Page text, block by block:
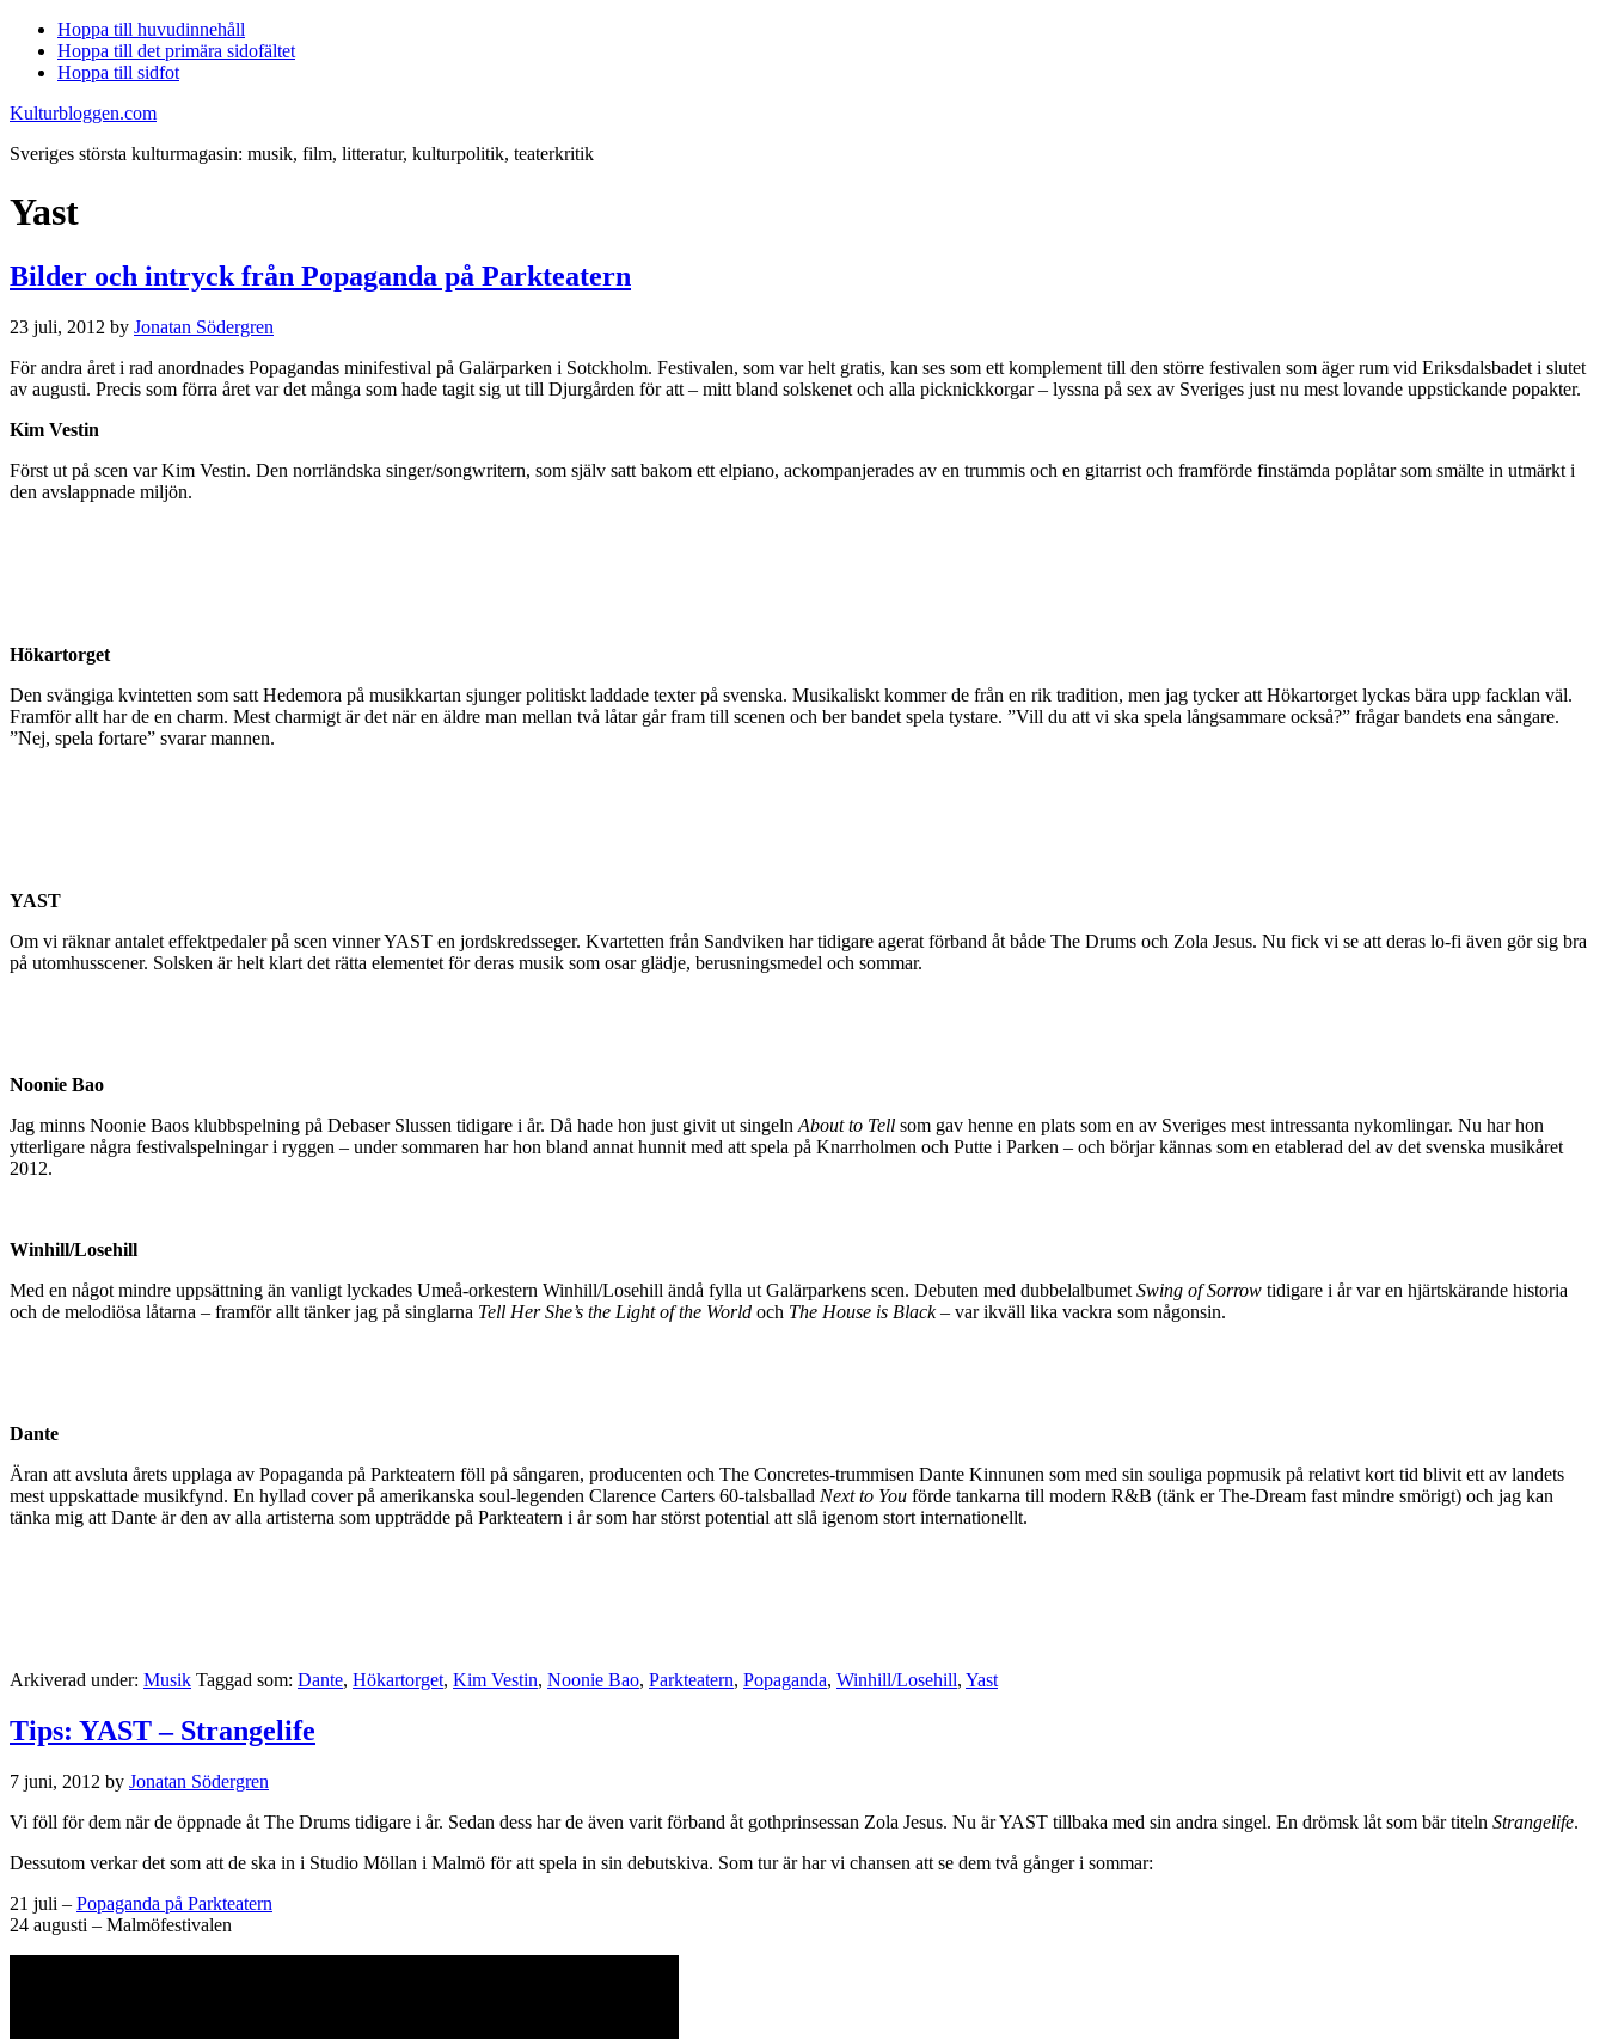
Hoppa till huvudinnehåll
Hoppa till det primära sidofältet
Hoppa till sidfot
Kulturbloggen.com
Sveriges största kulturmagasin: musik, film, litteratur, kulturpolitik, teaterkritik
Yast
Bilder och intryck från Popaganda på Parkteatern
23 juli, 2012 by Jonatan Södergren
För andra året i rad anordnades Popagandas minifestival på Galärparken i Sotckholm. Festivalen, som var helt gratis, kan ses som ett komplement till den större festivalen som äger rum vid Eriksdalsbadet i slutet
av augusti. Precis som förra året var det många som hade tagit sig ut till Djurgården för att – mitt bland solskenet och alla picknickkorgar – lyssna på sex av Sveriges just nu mest lovande uppstickande popakter.
Kim Vestin
Först ut på scen var Kim Vestin. Den norrländska singer/songwritern, som själv satt bakom ett elpiano, ackompanjerades av en trummis och en gitarrist och framförde finstämda poplåtar som smälte in utmärkt i
den avslappnade miljön.
Hökartorget
Den svängiga kvintetten som satt Hedemora på musikkartan sjunger politiskt laddade texter på svenska. Musikaliskt kommer de från en rik tradition, men jag tycker att Hökartorget lyckas bära upp facklan väl.
Framför allt har de en charm. Mest charmigt är det när en äldre man mellan två låtar går fram till scenen och ber bandet spela tystare. ”Vill du att vi ska spela långsammare också?” frågar bandets ena sångare.
”Nej, spela fortare” svarar mannen.
YAST
Om vi räknar antalet effektpedaler på scen vinner YAST en jordskredsseger. Kvartetten från Sandviken har tidigare agerat förband åt både The Drums och Zola Jesus. Nu fick vi se att deras lo-fi även gör sig bra
på utomhusscener. Solsken är helt klart det rätta elementet för deras musik som osar glädje, berusningsmedel och sommar.
Noonie Bao
Jag minns Noonie Baos klubbspelning på Debaser Slussen tidigare i år. Då hade hon just givit ut singeln About to Tell som gav henne en plats som en av Sveriges mest intressanta nykomlingar. Nu har hon
ytterligare några festivalspelningar i ryggen – under sommaren har hon bland annat hunnit med att spela på Knarrholmen och Putte i Parken – och börjar kännas som en etablerad del av det svenska musikåret
2012.
Winhill/Losehill
Med en något mindre uppsättning än vanligt lyckades Umeå-orkestern Winhill/Losehill ändå fylla ut Galärparkens scen. Debuten med dubbelalbumet Swing of Sorrow tidigare i år var en hjärtskärande historia
och de melodiösa låtarna – framför allt tänker jag på singlarna Tell Her She’s the Light of the World och The House is Black– var ikväll lika vackra som någonsin.
Dante
Äran att avsluta årets upplaga av Popaganda på Parkteatern föll på sångaren, producenten och The Concretes-trummisen Dante Kinnunen som med sin souliga popmusik på relativt kort tid blivit ett av landets
mest uppskattade musikfynd. En hyllad cover på amerikanska soul-legenden Clarence Carters 60-talsballad Next to You förde tankarna till modern R&B (tänk er The-Dream fast mindre smörigt) och jag kan
tänka mig att Dante är den av alla artisterna som uppträdde på Parkteatern i år som har störst potential att slå igenom stort internationellt.
Arkiverad under: Musik Taggad som: Dante, Hökartorget, Kim Vestin, Noonie Bao, Parkteatern, Popaganda, Winhill/Losehill, Yast
Tips: YAST – Strangelife
7 juni, 2012 by Jonatan Södergren
Vi föll för dem när de öppnade åt The Drums tidigare i år. Sedan dess har de även varit förband åt gothprinsessan Zola Jesus. Nu är YAST tillbaka med sin andra singel. En drömsk låt som bär titeln Strangelife.
Dessutom verkar det som att de ska in i Studio Möllan i Malmö för att spela in sin debutskiva. Som tur är har vi chansen att se dem två gånger i sommar:
21 juli – Popaganda på Parkteatern
24 augusti – Malmöfestivalen